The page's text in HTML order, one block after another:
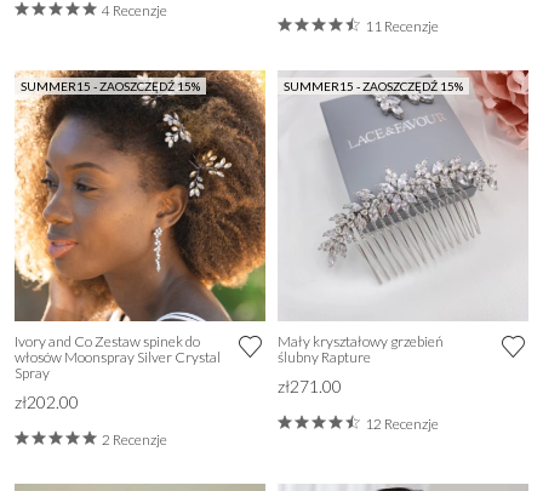
4 Recenzje
11 Recenzje
SUMMER15 - ZAOSZCZĘDŹ 15%
Ivory and Co Zestaw spinek do
włosów Moonspray Silver Crystal
Spray
zł202.00
2 Recenzje
SUMMER15 - ZAOSZCZĘDŹ 15%
Mały kryształowy grzebień
ślubny Rapture
zł271.00
12 Recenzje